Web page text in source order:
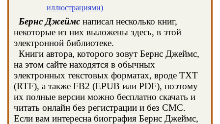
иллюстрациями)
Бернс Джеймс написал несколько книг,
некоторые из них выложены здесь, в этой
электронной библиотеке.
Книги автора, которого зовут Бернс Джеймс,
на этом сайте находятся в обычных
электронных текстовых форматах, вроде TXT
(RTF), а также FB2 (EPUB или PDF), поэтому
их полные версии можно бесплатно скачать и
читать онлайн без регистрации и без СМС.
Если вам интересна биография Бернс Джеймс,